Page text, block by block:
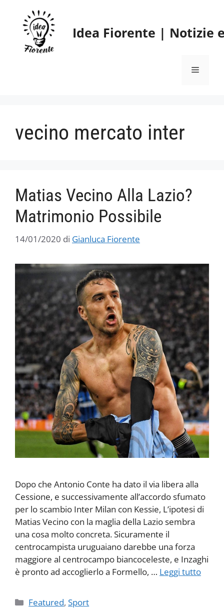
contenuto
Idea Fiorente | Notizie
Menu
vecino mercato inter
Matias Vecino Alla Lazio?
Matrimonio Possibile
14/01/2020 di Gianluca Fiorente
Dopo che Antonio Conte ha dato il via libera alla
Cessione, e successivamente all’accordo sfumato
per lo scambio Inter Milan con Kessie, L’ipotesi di
Matias Vecino con la maglia della Lazio sembra
una cosa molto concreta. Sicuramente il
centrocampista uruguaiano darebbe una forza
maggiore al centrocampo biancoceleste, e Inzaghi
è pronto ad accoglierlo a Formello, … Leggi tutto
Categorie
Featured,Sport